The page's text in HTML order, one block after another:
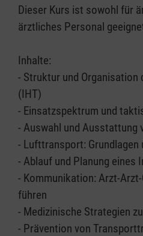
Dieser Kurs ist sowohl für
ärztliches Personal
Inhalte:
- Struktur und
(IHT)
- Einsatzspektrum und
- Auswahl und Ausstattung
- Lufttransport: Grundlagen
- Ablauf und Planung eines
- Kommunikation: Arzt-
führen
- Medizinische Strategien
- Prävention von